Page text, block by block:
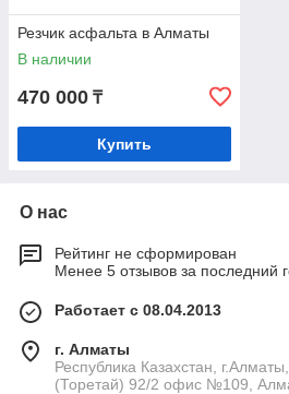
Резчик асфальта в Алматы
В наличии
470 000 ₸
Купить
О нас
Рейтинг не сформирован
Менее 5 отзывов за последний
Работает с 08.04.2013
г. Алматы
Республика Казахстан,
(Торетай) 92/2 офис №109,